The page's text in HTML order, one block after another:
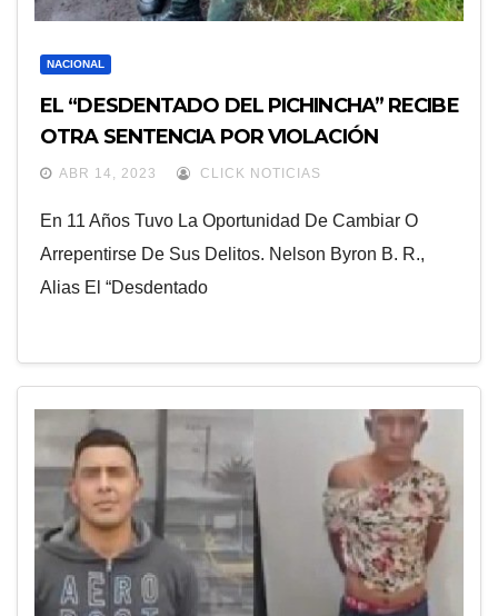
NACIONAL
EL “DESDENTADO DEL PICHINCHA” RECIBE
OTRA SENTENCIA POR VIOLACIÓN
ABR 14, 2023 CLICK NOTICIAS
En 11 Años Tuvo La Oportunidad De Cambiar O
Arrepentirse De Sus Delitos. Nelson Byron B. R.,
Alias El “desdentado